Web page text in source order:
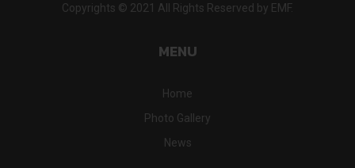
Copyrights © 2021 All Rights Reserved by EMF.
MENU
Home
Photo Gallery
News